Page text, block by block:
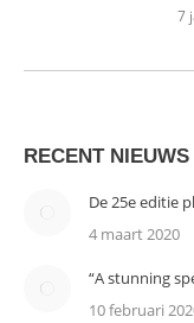
7
RECENT NIEUWS
De 25e editie
4 maart 2020
“A stunning
10 februari